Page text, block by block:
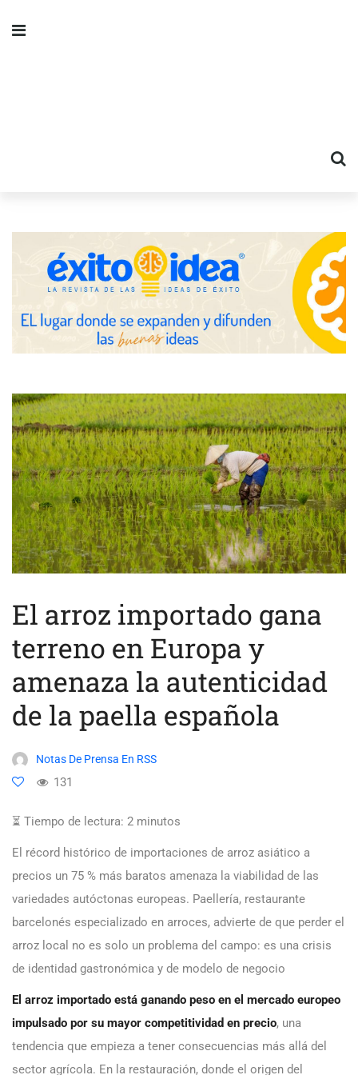
El arroz importado gana
terreno en Europa y
amenaza la autenticidad
de la paella española
Notas De Prensa En RSS
131
⏳ Tiempo de lectura: 2 minutos
El récord histórico de importaciones de arroz asiático a
precios un 75 % más baratos amenaza la viabilidad de las
variedades autóctonas europeas. Paellería, restaurante
barcelonés especializado en arroces, advierte de que perder el
arroz local no es solo un problema del campo: es una crisis
de identidad gastronómica y de modelo de negocio
El arroz importado está ganando peso en el mercado europeo
impulsado por su mayor competitividad en precio, una
tendencia que empieza a tener consecuencias más allá del
sector agrícola. En la restauración, donde el origen del